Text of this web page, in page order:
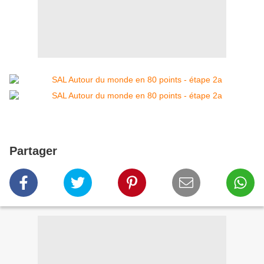
Partager